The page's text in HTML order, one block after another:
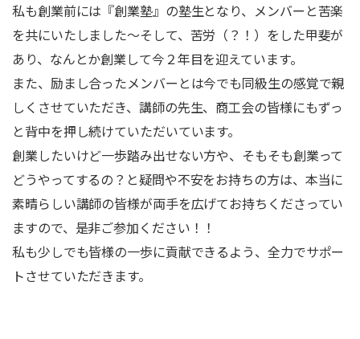
私も創業前には『創業塾』の塾生となり、メンバーと苦楽
を共にいたしました～そして、苦労（？！）をした甲斐が
あり、なんとか創業して今２年目を迎えています。
また、励まし合ったメンバーとは今でも同級生の感覚で親
しくさせていただき、講師の先生、商工会の皆様にもずっ
と背中を押し続けていただいています。
創業したいけど一歩踏み出せない方や、そもそも創業って
どうやってするの？と疑問や不安をお持ちの方は、本当に
素晴らしい講師の皆様が両手を広げてお持ちくださってい
ますので、是非ご参加ください！！
私も少しでも皆様の一歩に貢献できるよう、全力でサポー
トさせていただきます。